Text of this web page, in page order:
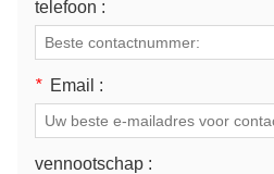
telefoon :
* Email :
vennootschap :